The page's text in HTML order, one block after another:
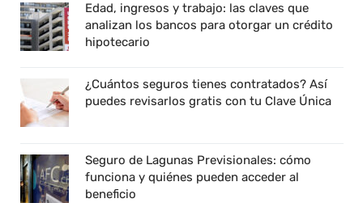
Edad, ingresos y trabajo: las claves que
analizan los bancos para otorgar un crédito
hipotecario
¿Cuántos seguros tienes contratados? Así
puedes revisarlos gratis con tu Clave Única
Seguro de Lagunas Previsionales: cómo
funciona y quiénes pueden acceder al
beneficio